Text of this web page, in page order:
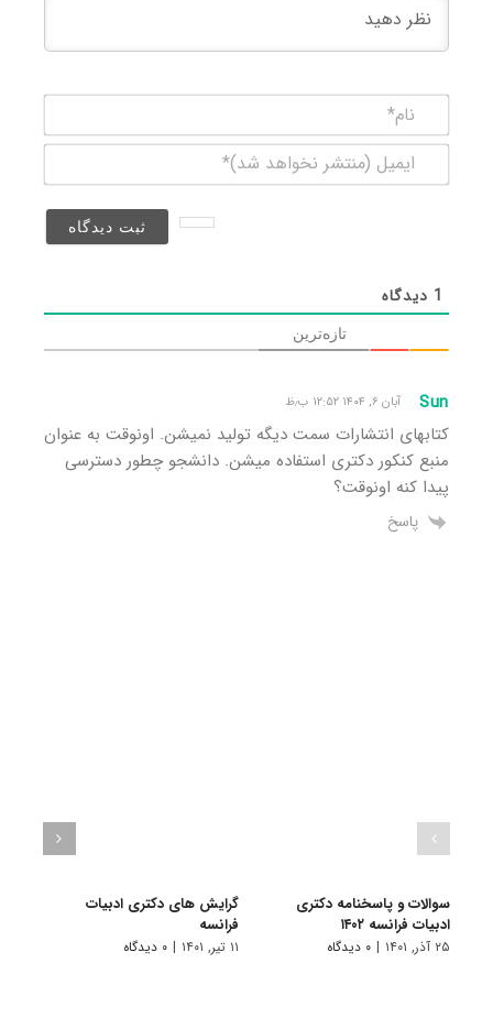
(منتشر
1 دیدگاه
تازه‌ترین
Sun آبان ۶, ۱۴۰۴ ۱۲:۵۲ ب٫ظ
کتابهای انتشارات سمت دیگه تولید نمیشن. اونوقت به عنوان
منبع کنکور دکتری استفاده میشن. دانشجو چطور دسترسی
پیدا کنه اونوقت؟
پاسخ
سوالات و پاسخنامه دکتری
ادبیات فرانسه ۱۴۰۲
۲۵ آذر, ۱۴۰۱ | ۰ دیدگاه
گرایش های دکتری ادبیات
فراﻧﺴﻪ
۱۱ تیر, ۱۴۰۱ | ۰ دیدگاه